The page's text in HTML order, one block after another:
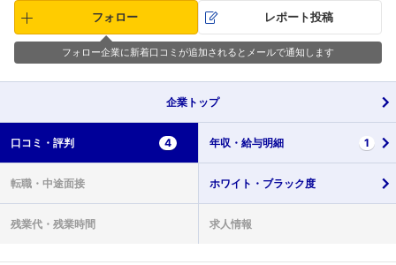
フォロー レポート投稿
フォロー企業に新着口コミが追加されるとメールで通知します
企業 トップ
口コミ・ 評判 4 年収・ 給与明細 1
転職・ 中途面接 ホワイト・ ブラック度
残業代・ 残業時間 求人情報